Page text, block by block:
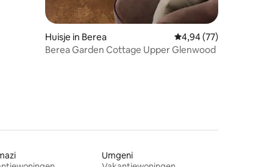
Huisje in Berea Gemiddelde
4,94 (77)
Berea Garden Cottage Upper Glenwood
Umgeni